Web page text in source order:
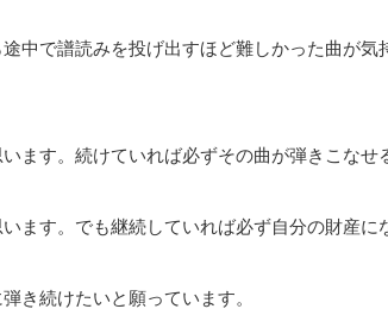
中で譜読みを投げ出すほど難しかった曲が気
ます。続けていれば必ずその曲が弾きこなせ
ます。でも継続していれば必ず自分の財産に
き続けたいと願っています。